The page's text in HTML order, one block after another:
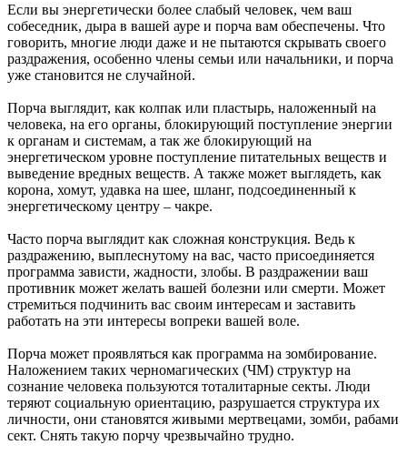
Если вы энергетически более слабый человек, чем ваш
собеседник, дыра в вашей ауре и порча вам обеспечены. Что
говорить, многие люди даже и не пытаются скрывать своего
раздражения, особенно члены семьи или начальники, и порча
уже становится не случайной.
Порча выглядит, как колпак или пластырь, наложенный на
человека, на его органы, блокирующий поступление энергии
к органам и системам, а так же блокирующий на
энергетическом уровне поступление питательных веществ и
выведение вредных веществ. А также может выглядеть, как
корона, хомут, удавка на шее, шланг, подсоединенный к
энергетическому центру – чакре.
Часто порча выглядит как сложная конструкция. Ведь к
раздражению, выплеснутому на вас, часто присоединяется
программа зависти, жадности, злобы. В раздражении ваш
противник может желать вашей болезни или смерти. Может
стремиться подчинить вас своим интересам и заставить
работать на эти интересы вопреки вашей воле.
Порча может проявляться как программа на зомбирование.
Наложением таких черномагических (ЧМ) структур на
сознание человека пользуются тоталитарные секты. Люди
теряют социальную ориентацию, разрушается структура их
личности, они становятся живыми мертвецами, зомби, рабами
сект. Снять такую порчу чрезвычайно трудно.